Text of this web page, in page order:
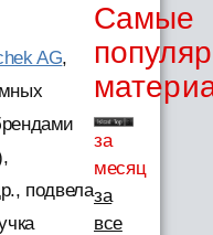
AG,
подвела
Самые
за
месяц
за
все